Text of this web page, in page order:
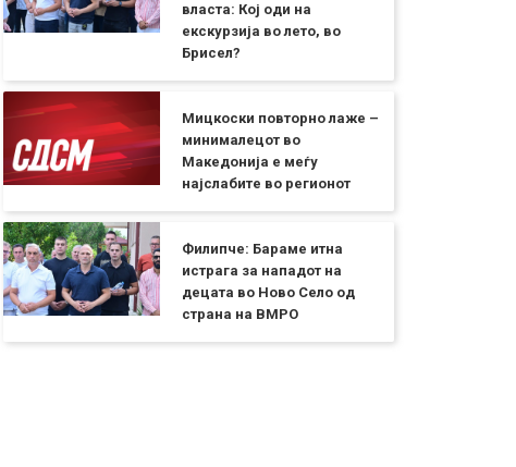
власта: Кој оди на
екскурзија во лето, во
Брисел?
Мицкоски повторно лаже –
минималецот во
Македонија е меѓу
најслабите во регионот
Филипче: Бараме итна
истрага за нападот на
децата во Ново Село од
страна на ВМРО